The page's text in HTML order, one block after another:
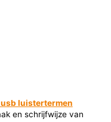
luistertermen
en schrijfwijze van